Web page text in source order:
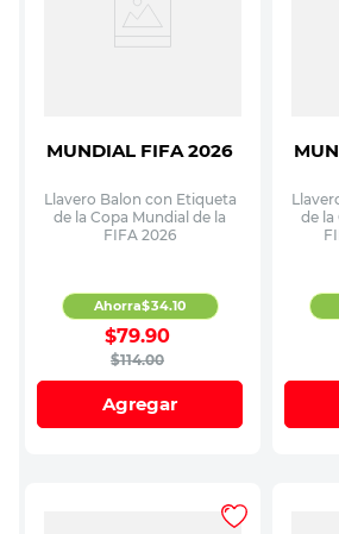
MUNDIAL FIFA 2026
Llavero Balon con Etiqueta
de la Copa Mundial de la
FIFA 2026
$114.00
$79.90
Ahorra$34.10
Agregar
de la